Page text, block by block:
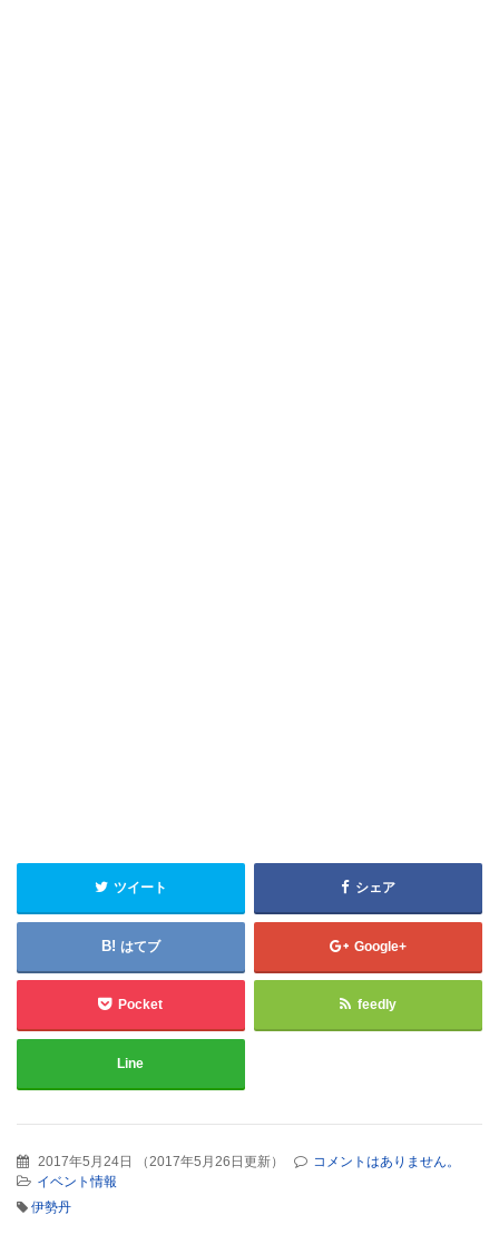
ツイート シェア
はてブ Google+
Pocket feedly
Line
2017年5月24日 （2017年5月26日更新）
コメントはありません。
イベント情報
伊勢丹